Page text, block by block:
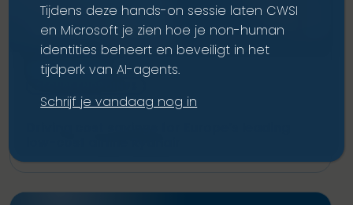
LUCHTVAART
Tijdens deze hands-on sessie laten CWSI
en Microsoft je zien hoe je non-human
identities beheert en beveiligt in het
tijdperk van AI-agents.
Schrijf je vandaag nog in